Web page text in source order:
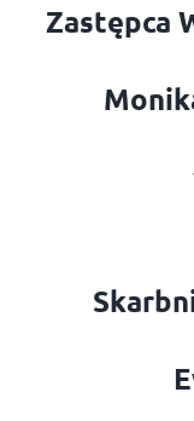
Zastępca